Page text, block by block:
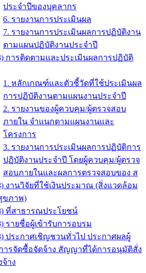
ประจำปีของบุคลากร
6. รายงานการประเมินผล
7. รายงานการประเมินผลการปฏิบัติงาน
ตามแผนปฏิบัติงานประจำปี
การติดตามและประเมินผลการปฏิบัติ
1. หลักเกณฑ์และตัวชี้วัดที่ใช้ประเมินผล
การปฏิบัติงานตามแผนงานประจำปี
2. รายงานของผู้ควบคุม/ผู้ตรวจสอบ
ภายใน จำแนกตามแผนงานและ
โครงการ
3. รายงานการประเมินผลการปฏิบัติการ
ปฏิบัติงานประจำปี โดยผู้ควบคุม/ผู้ตรวจ
สอบภายในและผลการตรวจสอบของ ส
งานวิจัยที่ใช้เงินประมาณ (สิ่งแวดล้อม
ขภาพ)
ที่สาธารณประโยชน์
รายชื่อผู้เข้ารับการอบรม
ประกาศเชิญชวนทั่วไป ประกาศผลผู้
ารจัดซื้อจัดจ้าง สัญญาที่ได้การอนุมัติสั่ง
าง